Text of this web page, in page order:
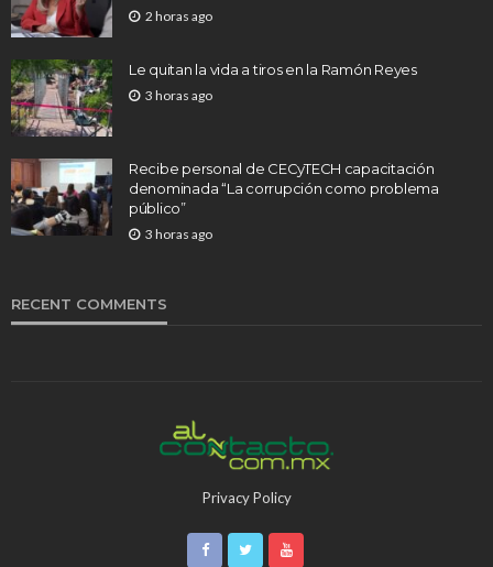
2 horas ago
Le quitan la vida a tiros en la Ramón Reyes
3 horas ago
Recibe personal de CECyTECH capacitación
denominada “La corrupción como problema
público”
3 horas ago
RECENT COMMENTS
Privacy Policy